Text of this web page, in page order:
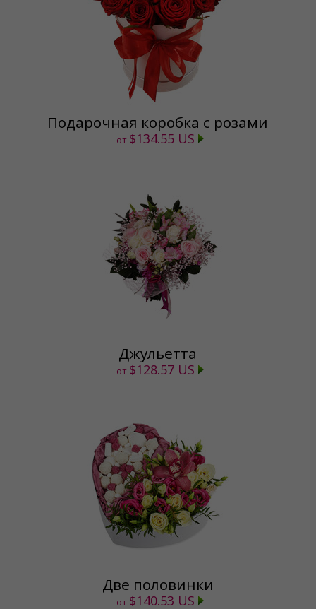
Подарочная коробка с розами
от $134.55 US
Джульетта
от $128.57 US
Две половинки
от $140.53 US